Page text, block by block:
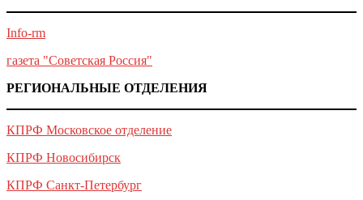
Info-rm
газета "Советская Россия"
РЕГИОНАЛЬНЫЕ ОТДЕЛЕНИЯ
КПРФ Московское отделение
КПРФ Новосибирск
КПРФ Санкт-Петербург